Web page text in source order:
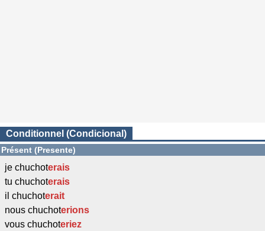
Conditionnel (Condicional)
Présent (Presente)
je chuchoterais
tu chuchoterais
il chuchoterait
nous chuchoterions
vous chuchoteriez